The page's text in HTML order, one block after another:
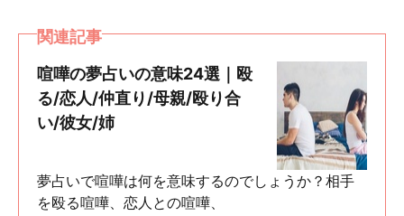
関連記事
喧嘩の夢占いの意味24選｜殴
る/恋人/仲直り/母親/殴り合
い/彼女/姉
夢占いで喧嘩は何を意味するのでしょうか？相手
を殴る喧嘩、恋人との喧嘩、